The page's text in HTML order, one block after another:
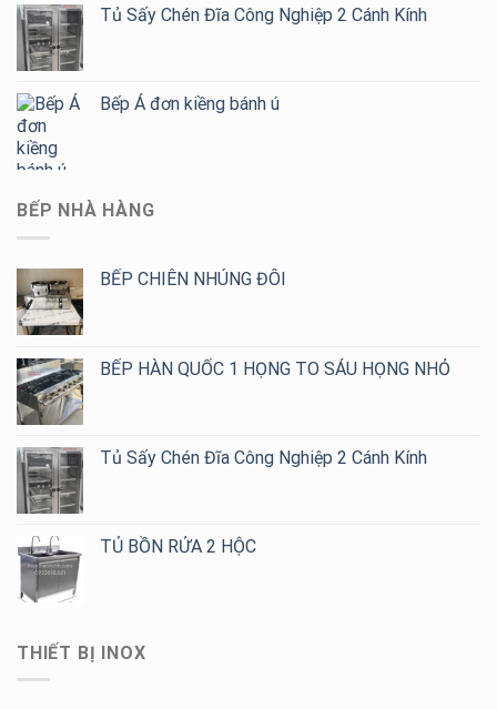
Tủ Sấy Chén Đĩa Công Nghiệp 2 Cánh Kính
Bếp Á đơn kiềng bánh ú
BẾP NHÀ HÀNG
BẾP CHIÊN NHÚNG ĐÔI
BẾP HÀN QUỐC 1 HỌNG TO SÁU HỌNG NHỎ
Tủ Sấy Chén Đĩa Công Nghiệp 2 Cánh Kính
TỦ BỒN RỬA 2 HỘC
THIẾT BỊ INOX